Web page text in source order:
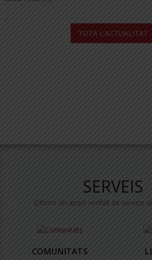
...
TOTA L'ACTUALITAT
SERVEIS
Oferim un ampli ventall de serveis
COMUNITATS